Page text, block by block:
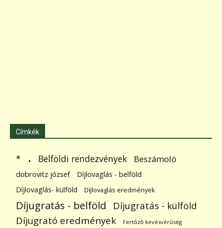
Címkék
* . Belföldi rendezvények Beszámoló
dobrovitz józsef
Díjlovaglás - belföld
Díjlovaglás- külföld
Díjlovaglás eredmények
Díjugratás - belföld Díjugratás - külföld
Díjugrató eredmények Fertőző kevésvérűség